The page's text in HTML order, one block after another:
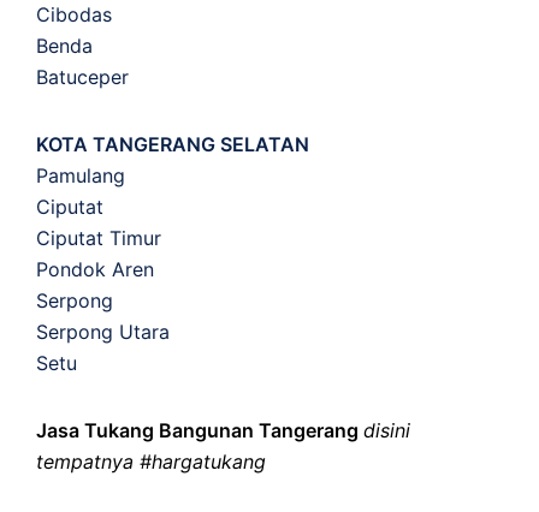
Cibodas
Benda
Batuceper
KOTA TANGERANG SELATAN
Pamulang
Ciputat
Ciputat Timur
Pondok Aren
Serpong
Serpong Utara
Setu
Jasa Tukang Bangunan Tangerang disini
tempatnya #hargatukang